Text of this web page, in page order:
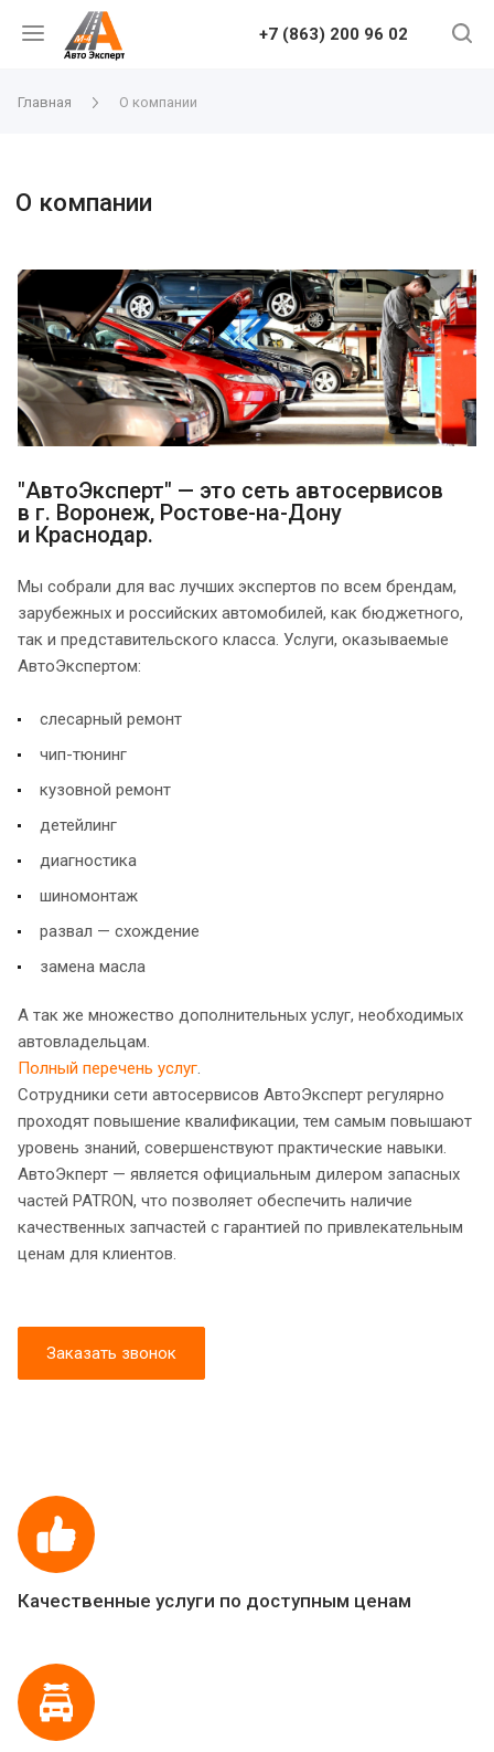
+7 (863) 200 96 02
Главная О компании
О компании
"АвтоЭксперт" — это сеть автосервисов
в г. Воронеж, Ростове-на-Дону
и Краснодар.
Мы собрали для вас лучших экспертов по всем брендам,
зарубежных и российских автомобилей, как бюджетного,
так и представительского класса. Услуги, оказываемые
АвтоЭкспертом:
слесарный ремонт
чип-тюнинг
кузовной ремонт
детейлинг
диагностика
шиномонтаж
развал — схождение
замена масла
А так же множество дополнительных услуг, необходимых
автовладельцам.
Полный перечень услуг.
Сотрудники сети автосервисов АвтоЭксперт регулярно
проходят повышение квалификации, тем самым повышают
уровень знаний, совершенствуют практические навыки.
АвтоЭкперт — является официальным дилером запасных
частей PATRON, что позволяет обеспечить наличие
качественных запчастей с гарантией по привлекательным
ценам для клиентов.
Заказать звонок
Качественные услуги по доступным ценам